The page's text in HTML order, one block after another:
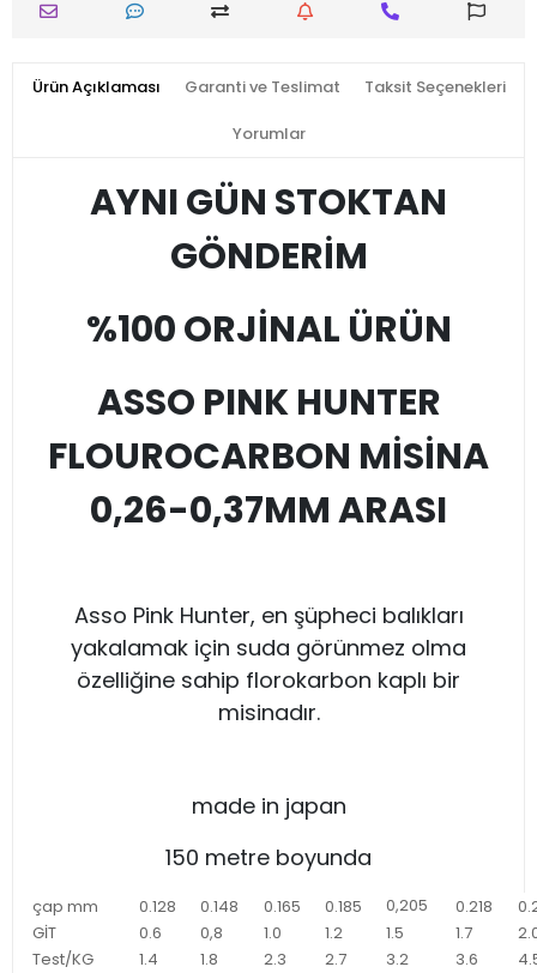
Ürün Açıklaması Garanti ve Teslimat Taksit Seçenekleri
Yorumlar
AYNI GÜN STOKTAN
GÖNDERİM
%100 ORJİNAL ÜRÜN
ASSO PINK HUNTER
FLOUROCARBON MİSİNA
0,26-0,37MM ARASI
Asso Pink Hunter, en şüpheci balıkları
yakalamak için suda görünmez olma
özelliğine sahip florokarbon kaplı bir
misinadır.
made in japan
150 metre boyunda
çap mm 0.128 0.148 0.165 0.185 0,205 0.218
GİT
0.6 0,8 1.0 1.2 1.5 1.7
Test/KG
1.4 1.8 2.3 2.7 3.2 3.6